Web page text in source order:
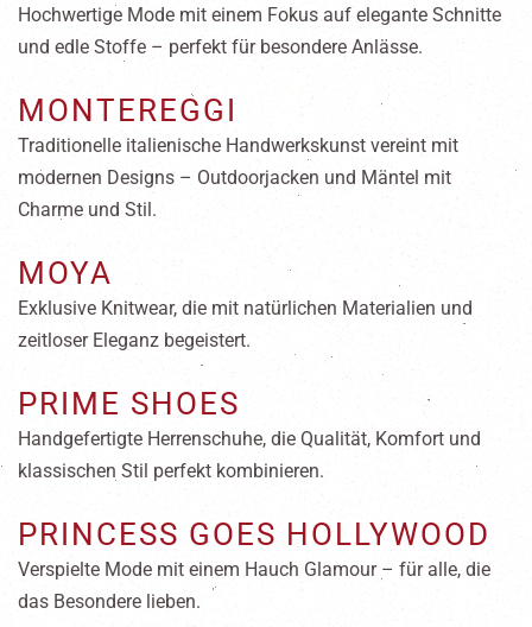
Hochwertige Mode mit einem Fokus auf elegante Schnitte
und edle Stoffe – perfekt für besondere Anlässe.
MONTEREGGI
Traditionelle italienische Handwerkskunst vereint mit
modernen Designs – Outdoorjacken und Mäntel mit
Charme und Stil.
MOYA
Exklusive Knitwear, die mit natürlichen Materialien und
zeitloser Eleganz begeistert.
PRIME SHOES
Handgefertigte Herrenschuhe, die Qualität, Komfort und
klassischen Stil perfekt kombinieren.
PRINCESS GOES HOLLYWOOD
Verspielte Mode mit einem Hauch Glamour – für alle, die
das Besondere lieben.